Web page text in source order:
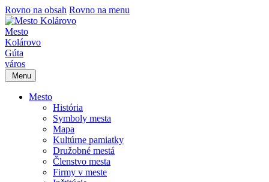
Rovno na obsah Rovno na menu
Mesto
Kolárovo
Gúta
város
Menu
Mesto
História
Symboly mesta
Mapa
Kultúrne pamiatky
Družobné mestá
Členstvo mesta
Firmy v meste